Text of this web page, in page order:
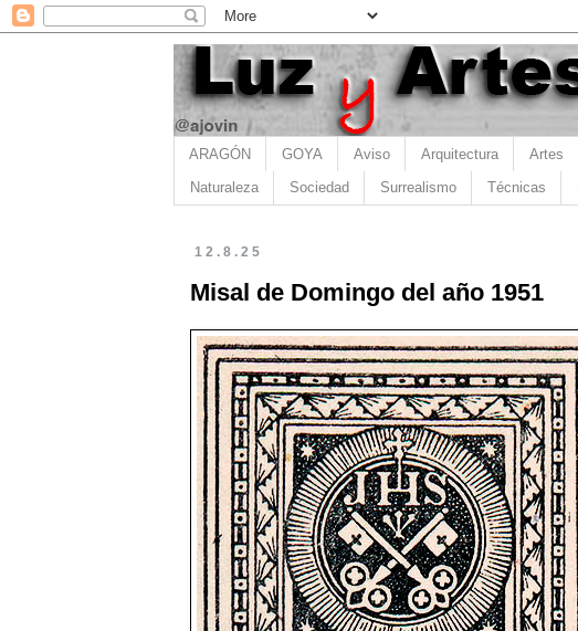
ARAGÓN GOYA Aviso Arquitectura Artes
Naturaleza Sociedad Surrealismo Técnicas
12.8.25
Misal de Domingo del año 1951